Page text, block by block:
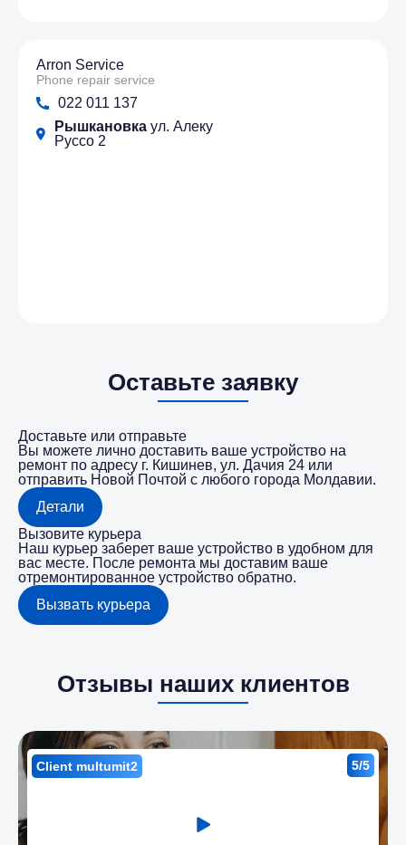
Arron Service
Phone repair service
022 011 137
Рышкановка ул. Алеку
Руссо 2
Оставьте заявку
Доставьте или отправьте
Вы можете лично доставить ваше устройство на
ремонт по адресу г. Кишинев, ул. Дачия 24 или
отправить Новой Почтой с любого города Молдавии.
Детали
Вызовите курьера
Наш курьер заберет ваше устройство в удобном для
вас месте. После ремонта мы доставим ваше
отремонтированное устройство обратно.
Вызвать курьера
Отзывы наших клиентов
Client multumit2 5/5